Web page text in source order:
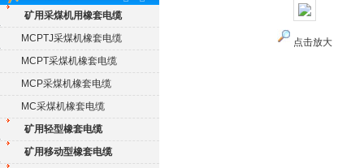
矿用采煤机用橡套电缆
MCPTJ采煤机橡套电缆
MCPT采煤机橡套电缆
MCP采煤机橡套电缆
MC采煤机橡套电缆
矿用轻型橡套电缆
矿用移动型橡套电缆
点击放大